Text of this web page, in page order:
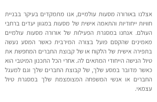
אצלנו באורורה מסעות עולמיים, אנו מתמקדים בעיקר בבניית
חוויות ייחודיות והתאמה אישית של מסעות במגוון יעדים ברחבי
העולם. אנחנו במסגרת הפעילות של אורורה מסעות עולמיים
מאמינים שהקסם פועל בצורה המירבית כאשר המסע נעשה
בתפירה אישית של הלקוח או של קבוצת החברים המחפשת את
טיול הנישה הייחודי המתאים לה. אחרי הכל התכנון המיטבי הוא
כאשר מדובר במסע שלך, של קבוצת החברים שלך וגם למעגל
החברים או אנשי המשפחה המצומצמת שלך במסגרת טיול
עצמאי.